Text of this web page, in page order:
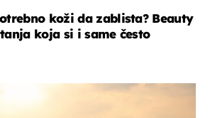
koži da zablista? Beauty
koja si i same često